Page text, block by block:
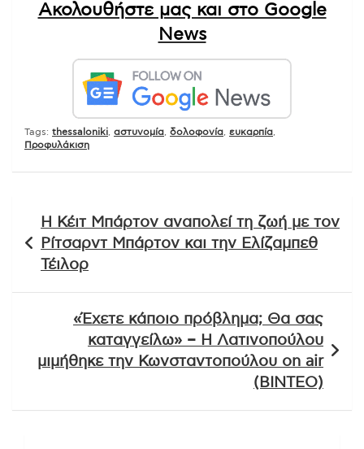
Ακολουθήστε μας και στο Google
News
Tags: thessaloniki αστυνομία δολοφονία ευκαρπία
Προφυλάκιση
άρθρων
Η Κέιτ Μπάρτον αναπολεί τη ζωή με τον
Ρίτσαρντ Μπάρτον και την Ελίζαμπεθ
Τέιλορ
«Έχετε κάποιο πρόβλημα; Θα σας
καταγγείλω» – Η Λατινοπούλου
μιμήθηκε την Κωνσταντοπούλου on air
(ΒΙΝΤΕΟ)